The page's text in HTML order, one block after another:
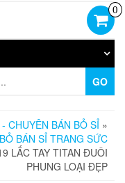
0
GO
CHUYÊN BÁN BỎ SỈ »
BÁN SỈ TRANG SỨC
LẮC TAY TITAN ĐUÔI
PHUNG LOẠI ĐẸP